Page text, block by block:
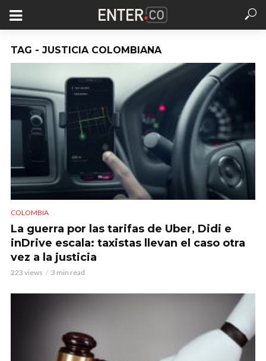
TAG - JUSTICIA COLOMBIANA
COLOMBIA
La guerra por las tarifas de Uber, Didi e
inDrive escala: taxistas llevan el caso otra
vez a la justicia
223 views 3 min read